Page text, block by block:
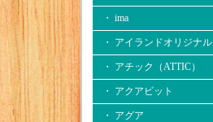
・ ima
・ アイランドオリジナル
・ アチック（ATTIC）
・ アクアビット
・ アグア